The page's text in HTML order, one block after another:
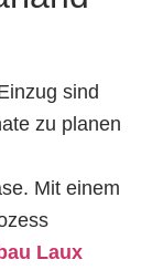
sind
zu planen
Mit einem
Laux